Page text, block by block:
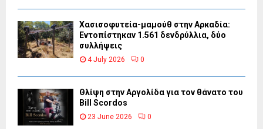
Χασισοφυτεία-μαμούθ στην Αρκαδία:
Εντοπίστηκαν 1.561 δενδρύλλια, δύο
συλλήψεις
4 July 2026 0
Θλίψη στην Αργολίδα για τον θάνατο του
Bill Scordos
23 June 2026 0